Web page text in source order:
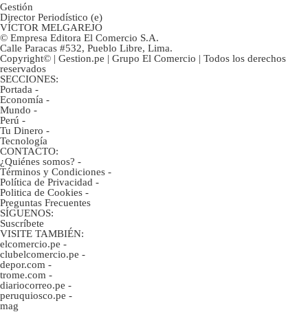
Gestión
Director Periodístico (e)
VÍCTOR MELGAREJO
© Empresa Editora El Comercio S.A.
Calle Paracas #532, Pueblo Libre, Lima.
Copyright© | Gestion.pe | Grupo El Comercio | Todos los derechos
reservados
SECCIONES:
Portada -
Economía -
Mundo -
Perú -
Tu Dinero -
Tecnología
CONTACTO:
¿Quiénes somos? -
Términos y Condiciones -
Política de Privacidad -
Politica de Cookies -
Preguntas Frecuentes
SÍGUENOS:
Suscríbete
VISITE TAMBIÉN:
elcomercio.pe -
clubelcomercio.pe -
depor.com -
trome.com -
diariocorreo.pe -
peruquiosco.pe -
mag